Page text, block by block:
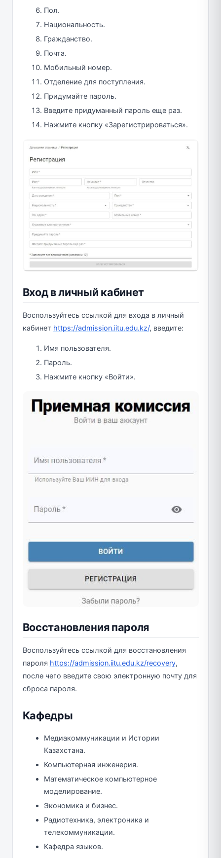
Пол.
Национальность.
Гражданство.
Почта.
Мобильный номер.
Отделение для поступления.
Придумайте пароль.
Введите придуманный пароль еще раз.
Нажмите кнопку «Зарегистрироваться».
Вход в личный кабинет
Воспользуйтесь ссылкой для входа в личный
кабинет https://admission.iitu.edu.kz/, введите:
Имя пользователя.
Пароль.
Нажмите кнопку «Войти».
Восстановления пароля
Воспользуйтесь ссылкой для восстановления
пароля https://admission.iitu.edu.kz/recovery,
после чего введите свою электронную почту для
сброса пароля.
Кафедры
Медиакоммуникации и Истории
Казахстана.
Компьютерная инженерия.
Математическое компьютерное
моделирование.
Экономика и бизнес.
Радиотехника, электроника и
телекоммуникации.
Кафедра языков.